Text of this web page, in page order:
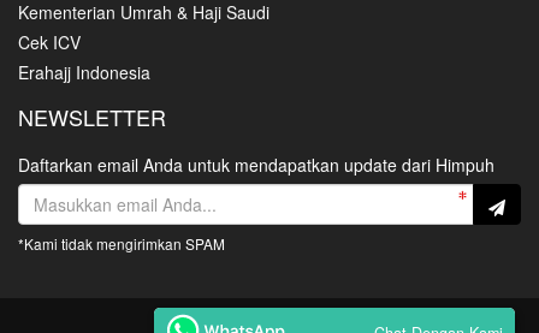
Kementerian Umrah & Haji Saudi
Cek ICV
Erahajj Indonesia
NEWSLETTER
Daftarkan email Anda untuk mendapatkan update dari Himpuh
*Kami tidak mengirimkan SPAM
Copyright HIMPUH © 2021